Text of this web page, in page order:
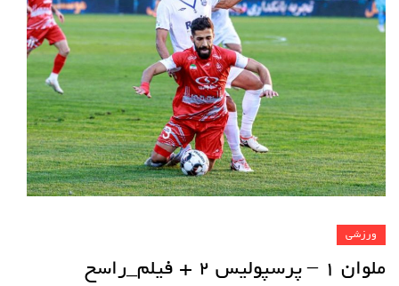
ورزشی
ملوان 1 – پرسپولیس 2 + فیلم_راسخ